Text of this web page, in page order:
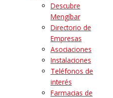
Descubre
Mengíbar
Directorio de
Empresas
Asociaciones
Instalaciones
Teléfonos de
interés
Farmacias de